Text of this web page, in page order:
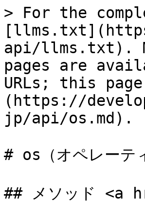
> For the
api/llms.txt).
pages are
URLs; this
(https://
jp/api/os.md).
# os（オペレーテ
## メソッド <a